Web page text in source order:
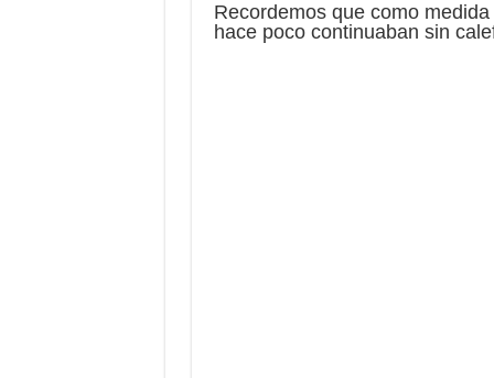
Recordemos que como
hace poco continuaban sin